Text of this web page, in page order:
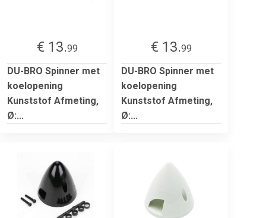
€ 13.99
DU-BRO Spinner met
koelopening
Kunststof Afmeting,
Ø:...
€ 13.99
DU-BRO Spinner met
koelopening
Kunststof Afmeting,
Ø:...